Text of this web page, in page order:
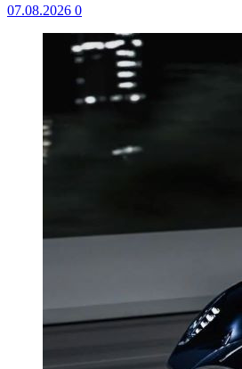
07.08.2026 0